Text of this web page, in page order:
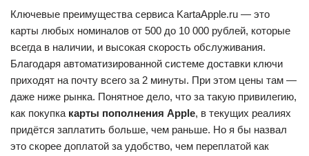
Ключевые преимущества сервиса KartaApple.ru — это
карты любых номиналов от 500 до 10 000 рублей, которые
всегда в наличии, и высокая скорость обслуживания.
Благодаря автоматизированной системе доставки ключи
приходят на почту всего за 2 минуты. При этом цены там —
даже ниже рынка. Понятное дело, что за такую привилегию,
как покупка карты пополнения Apple, в текущих реалиях
придётся заплатить больше, чем раньше. Но я бы назвал
это скорее доплатой за удобство, чем переплатой как